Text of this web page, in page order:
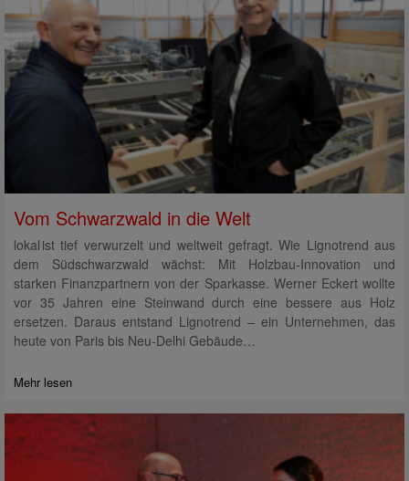
Vom Schwarzwald in die Welt
lokal ist tief verwurzelt und weltweit gefragt. Wie Lignotrend aus
dem Südschwarzwald wächst: Mit Holzbau-Innovation und
starken Finanzpartnern von der Sparkasse. Werner Eckert wollte
vor 35 Jahren eine Steinwand durch eine bessere aus Holz
ersetzen. Daraus entstand Lignotrend – ein Unternehmen, das
heute von Paris bis Neu-Delhi Gebäude…
Mehr lesen